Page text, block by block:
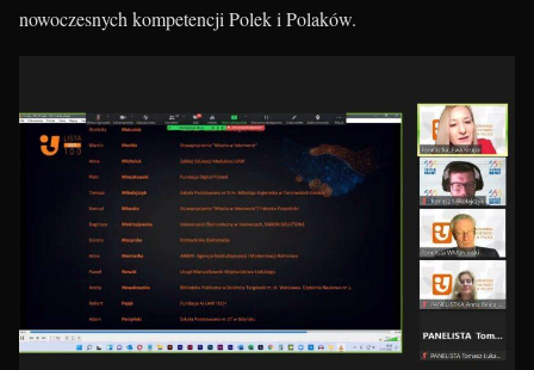
nowoczesnych kompetencji Polek i Polaków.